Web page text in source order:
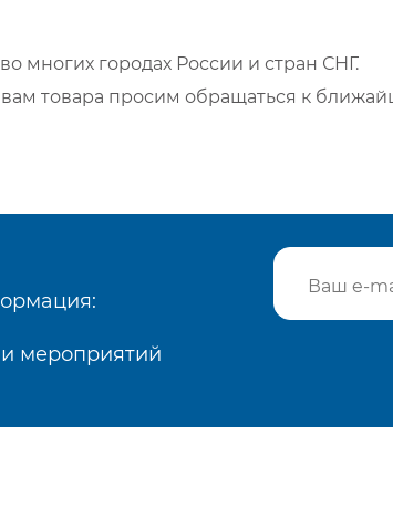
многих городах России и стран СНГ.
товара просим обращаться к
мероприятий